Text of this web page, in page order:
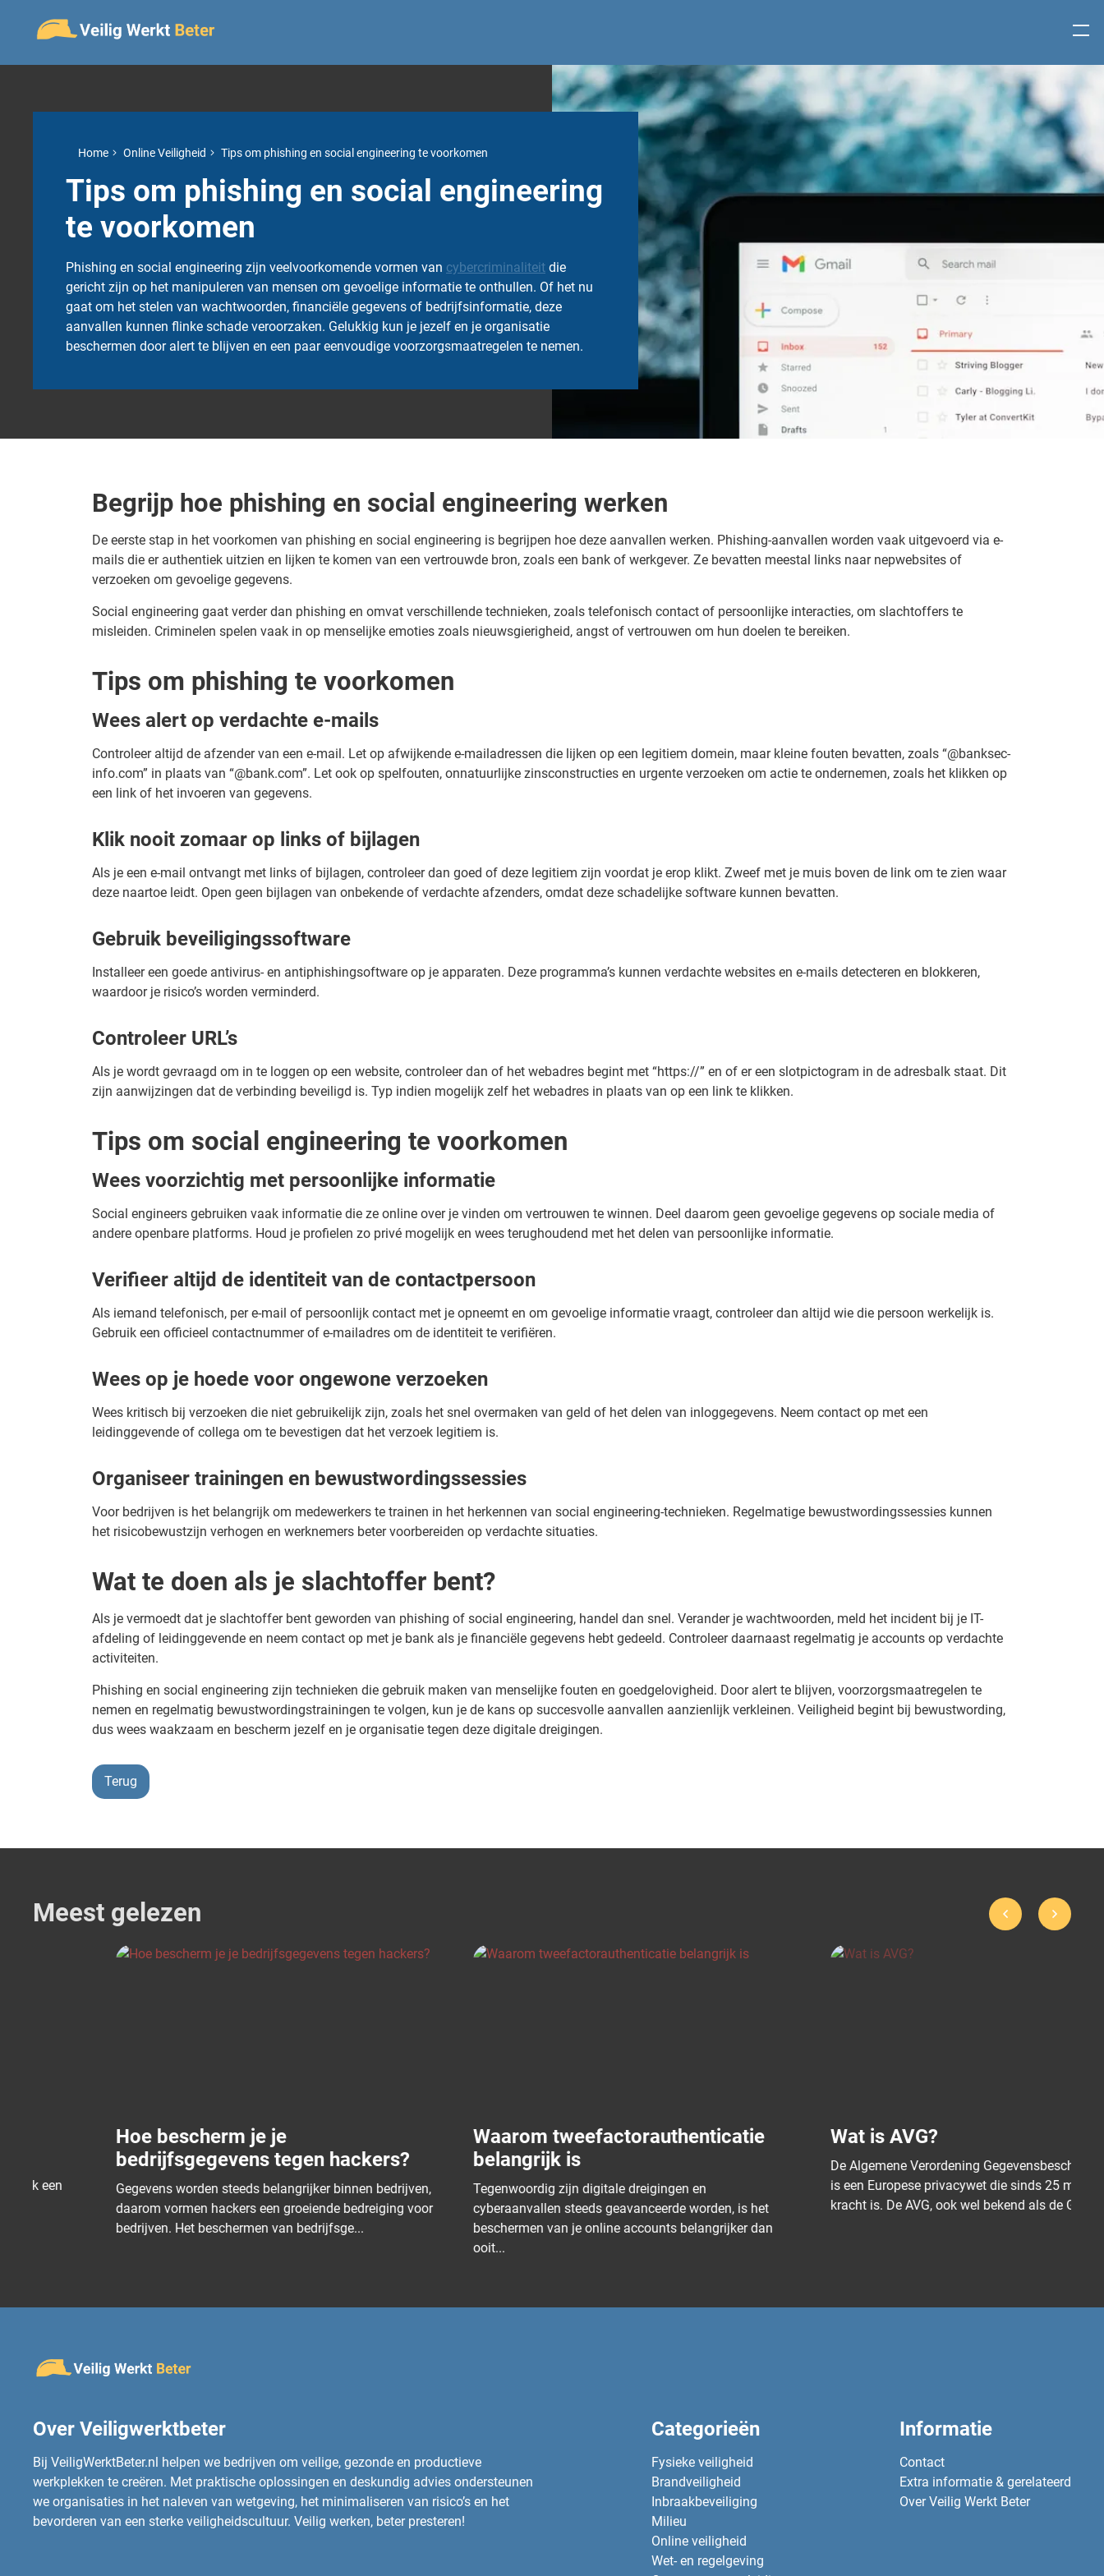
Home Online Veiligheid Tips om phishing en social engineering te voorkomen
Tips om phishing en social engineering
te voorkomen
Phishing en social engineering zijn veelvoorkomende vormen van cybercriminaliteit die
gericht zijn op het manipuleren van mensen om gevoelige informatie te onthullen. Of het nu
gaat om het stelen van wachtwoorden, financiële gegevens of bedrijfsinformatie, deze
aanvallen kunnen flinke schade veroorzaken. Gelukkig kun je jezelf en je organisatie
beschermen door alert te blijven en een paar eenvoudige voorzorgsmaatregelen te nemen.
Begrijp hoe phishing en social engineering werken
De eerste stap in het voorkomen van phishing en social engineering is begrijpen hoe deze aanvallen werken. Phishing-aanvallen worden vaak uitgevoerd via e-
mails die er authentiek uitzien en lijken te komen van een vertrouwde bron, zoals een bank of werkgever. Ze bevatten meestal links naar nepwebsites of
verzoeken om gevoelige gegevens.
Social engineering gaat verder dan phishing en omvat verschillende technieken, zoals telefonisch contact of persoonlijke interacties, om slachtoffers te
misleiden. Criminelen spelen vaak in op menselijke emoties zoals nieuwsgierigheid, angst of vertrouwen om hun doelen te bereiken.
Tips om phishing te voorkomen
Wees alert op verdachte e-mails
Controleer altijd de afzender van een e-mail. Let op afwijkende e-mailadressen die lijken op een legitiem domein, maar kleine fouten bevatten, zoals “@banksec-
info.com” in plaats van “@bank.com”. Let ook op spelfouten, onnatuurlijke zinsconstructies en urgente verzoeken om actie te ondernemen, zoals het klikken op
een link of het invoeren van gegevens.
Klik nooit zomaar op links of bijlagen
Als je een e-mail ontvangt met links of bijlagen, controleer dan goed of deze legitiem zijn voordat je erop klikt. Zweef met je muis boven de link om te zien waar
deze naartoe leidt. Open geen bijlagen van onbekende of verdachte afzenders, omdat deze schadelijke software kunnen bevatten.
Gebruik beveiligingssoftware
Installeer een goede antivirus- en antiphishingsoftware op je apparaten. Deze programma’s kunnen verdachte websites en e-mails detecteren en blokkeren,
waardoor je risico’s worden verminderd.
Controleer URL’s
Als je wordt gevraagd om in te loggen op een website, controleer dan of het webadres begint met “https://” en of er een slotpictogram in de adresbalk staat. Dit
zijn aanwijzingen dat de verbinding beveiligd is. Typ indien mogelijk zelf het webadres in plaats van op een link te klikken.
Tips om social engineering te voorkomen
Wees voorzichtig met persoonlijke informatie
Social engineers gebruiken vaak informatie die ze online over je vinden om vertrouwen te winnen. Deel daarom geen gevoelige gegevens op sociale media of
andere openbare platforms. Houd je profielen zo privé mogelijk en wees terughoudend met het delen van persoonlijke informatie.
Verifieer altijd de identiteit van de contactpersoon
Als iemand telefonisch, per e-mail of persoonlijk contact met je opneemt en om gevoelige informatie vraagt, controleer dan altijd wie die persoon werkelijk is.
Gebruik een officieel contactnummer of e-mailadres om de identiteit te verifiëren.
Wees op je hoede voor ongewone verzoeken
Wees kritisch bij verzoeken die niet gebruikelijk zijn, zoals het snel overmaken van geld of het delen van inloggegevens. Neem contact op met een
leidinggevende of collega om te bevestigen dat het verzoek legitiem is.
Organiseer trainingen en bewustwordingssessies
Voor bedrijven is het belangrijk om medewerkers te trainen in het herkennen van social engineering-technieken. Regelmatige bewustwordingssessies kunnen
het risicobewustzijn verhogen en werknemers beter voorbereiden op verdachte situaties.
Wat te doen als je slachtoffer bent?
Als je vermoedt dat je slachtoffer bent geworden van phishing of social engineering, handel dan snel. Verander je wachtwoorden, meld het incident bij je IT-
afdeling of leidinggevende en neem contact op met je bank als je financiële gegevens hebt gedeeld. Controleer daarnaast regelmatig je accounts op verdachte
activiteiten.
Phishing en social engineering zijn technieken die gebruik maken van menselijke fouten en goedgelovigheid. Door alert te blijven, voorzorgsmaatregelen te
nemen en regelmatig bewustwordingstrainingen te volgen, kun je de kans op succesvolle aanvallen aanzienlijk verkleinen. Veiligheid begint bij bewustwording,
dus wees waakzaam en bescherm jezelf en je organisatie tegen deze digitale dreigingen.
Terug
Meest gelezen
Hoe bescherm je je
bedrijfsgegevens tegen hackers?
Gegevens worden steeds belangrijker binnen bedrijven,
daarom vormen hackers een groeiende bedreiging voor
bedrijven. Het beschermen van bedrijfsge...
Waarom tweefactorauthenticatie
belangrijk is
Tegenwoordig zijn digitale dreigingen en
cyberaanvallen steeds geavanceerde worden, is het
beschermen van je online accounts belangrijker dan
Wat is AVG?
De Algemene Verordening Gegevensbescherming (AVG)
is een Europese privacywet die sinds 25 mei 2018 van
kracht is. De AVG, ook wel bekend als de Ge...
Over Veiligwerktbeter
Bij VeiligWerktBeter.nl helpen we bedrijven om veilige, gezonde en productieve
werkplekken te creëren. Met praktische oplossingen en deskundig advies ondersteunen
we organisaties in het naleven van wetgeving, het minimaliseren van risico’s en het
bevorderen van een sterke veiligheidscultuur. Veilig werken, beter presteren!
Categorieën
Fysieke veiligheid
Brandveiligheid
Inbraakbeveiliging
Milieu
Online veiligheid
Wet- en regelgeving
Informatie
Contact
Extra informatie & gerelateerd
Over Veilig Werkt Beter